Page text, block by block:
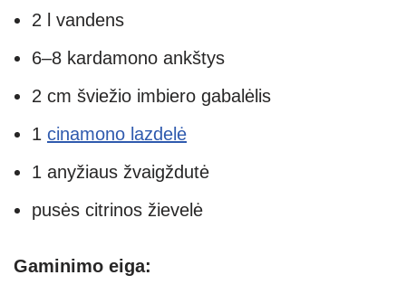
2 l vandens
6–8 kardamono ankštys
2 cm šviežio imbiero gabalėlis
1 cinamono lazdelė
1 anyžiaus žvaigždutė
pusės citrinos žievelė
Gaminimo eiga: